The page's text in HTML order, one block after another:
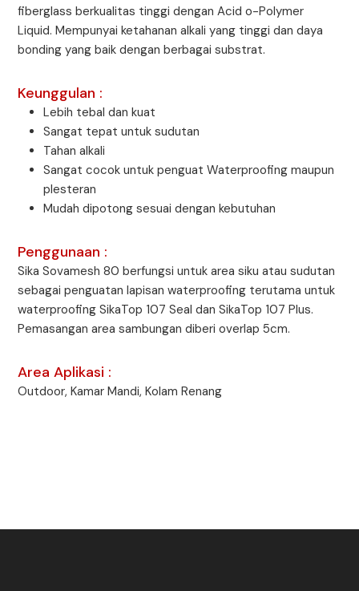
fiberglass berkualitas tinggi dengan Acid o-Polymer
Liquid. Mempunyai ketahanan alkali yang tinggi dan daya
bonding yang baik dengan berbagai substrat.
Keunggulan :
Lebih tebal dan kuat
Sangat tepat untuk sudutan
Tahan alkali
Sangat cocok untuk penguat Waterproofing maupun
plesteran
Mudah dipotong sesuai dengan kebutuhan
Penggunaan :
Sika Sovamesh 80 berfungsi untuk area siku atau sudutan
sebagai penguatan lapisan waterproofing terutama untuk
waterproofing SikaTop 107 Seal dan SikaTop 107 Plus.
Pemasangan area sambungan diberi overlap 5cm.
Area Aplikasi :
Outdoor, Kamar Mandi, Kolam Renang